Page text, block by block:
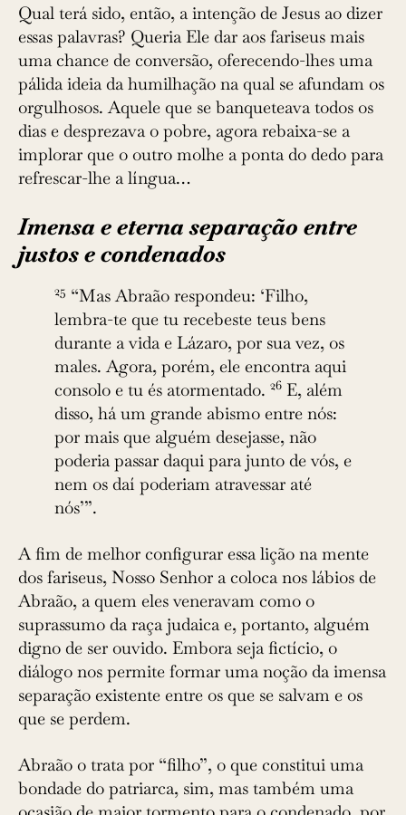
Qual terá sido, então, a intenção de Jesus ao dizer
essas palavras? Queria Ele dar aos fariseus mais
uma chance de conversão, ­oferecendo-lhes uma
pálida ideia da humilhação na qual se afundam os
orgulhosos. Aquele que se banqueteava todos os
dias e desprezava o pobre, agora rebaixa-se a
implorar que o outro molhe a ponta do dedo para
refrescar-lhe a língua…
Imensa e eterna separação entre
justos e condenados
25 “Mas Abraão respondeu: ‘Filho,
lembra-te que tu recebeste teus bens
durante a vida e Lázaro, por sua vez, os
males. Agora, porém, ele encontra aqui
consolo e tu és atormentado. 26 E, além
disso, há um grande abismo entre nós:
por mais que alguém desejasse, não
poderia passar daqui para junto de vós, e
nem os daí poderiam atravessar até
nós’”.
A fim de melhor configurar essa lição na mente
dos fariseus, Nosso Senhor a coloca nos lábios de
Abraão, a quem eles veneravam como o
suprassumo da raça judaica e, portanto, alguém
digno de ser ouvido. Embora seja fictício, o
diálogo nos permite formar uma noção da imensa
separação existente entre os que se salvam e os
que se perdem.
Abraão o trata por “filho”, o que constitui uma
bondade do patriarca, sim, mas também uma